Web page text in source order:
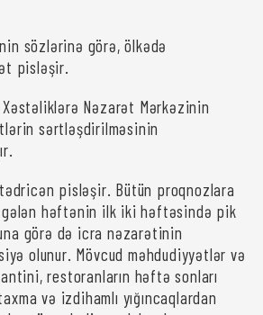
sözlərinə görə, ölkədə
pisləşir.
Nəzarət Mərkəzinin
sərtləşdirilməsinin
pisləşir. Bütün proqnozlara
gələn həftənin ilk iki həftəsində pik
görə də icra nəzarətinin
olunur. Mövcud məhdudiyyətlər və
restoranların həftə sonları
və izdihamlı yığıncaqlardan